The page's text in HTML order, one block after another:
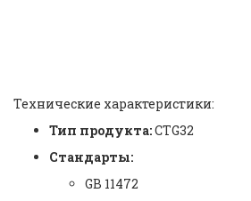
Технические характеристики:
Тип продукта:CTG32
Стандарты:
GB 11472